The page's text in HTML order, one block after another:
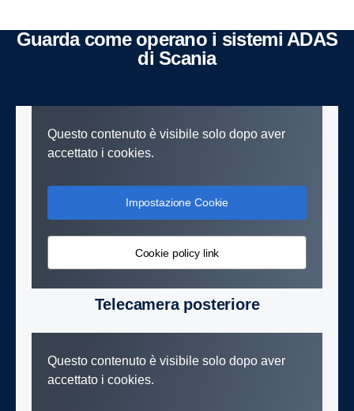
Guarda come operano i sistemi ADAS
di Scania
Questo contenuto è visibile solo dopo aver
accettato i cookies.
Impostazione Cookie
Cookie policy link
Telecamera posteriore
Questo contenuto è visibile solo dopo aver
accettato i cookies.